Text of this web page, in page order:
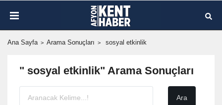
Ana Sayfa Arama Sonuçları sosyal etkinlik
" sosyal etkinlik" Arama Sonuçları